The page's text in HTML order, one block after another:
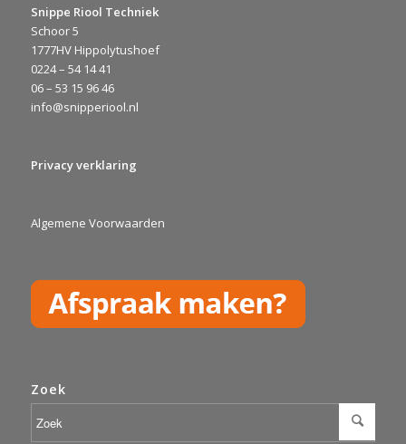
Snippe Riool Techniek
Schoor 5
1777HV Hippolytushoef
0224 – 54 14 41
06 – 53 15 96 46
info@snipperiool.nl
Privacy verklaring
Algemene Voorwaarden
Zoek